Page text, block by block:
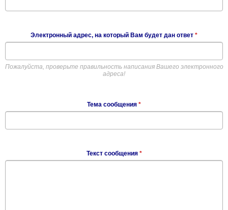
Электронный адрес, на который Вам будет дан ответ *
Пожалуйста, проверьте правильность написания Вашего электронного
адреса!
Тема сообщения *
Текст сообщения *